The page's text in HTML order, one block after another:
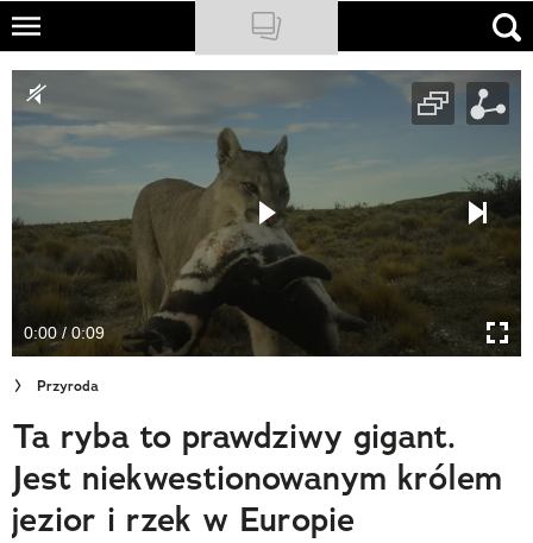
Skip
main
content
NATIONAL GEOGRAPHIC
TRAVELER
PODCASTY
Sklep
Newsletter
Cuda Polski
Wielki Konkurs Fotograficzny
Trendbook Podróżniczy
Polecane
0:00 / 0:09
Przyroda
Ta ryba to prawdziwy gigant.
Jest niekwestionowanym królem
jezior i rzek w Europie